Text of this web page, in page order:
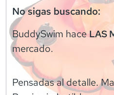
No sigas buscando:
BuddySwim haceLAS
mercado.
Pensadas al detalle.